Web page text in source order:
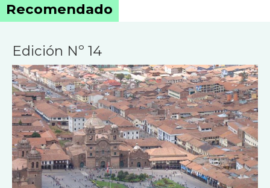
Recomendado
Edición Nº 14